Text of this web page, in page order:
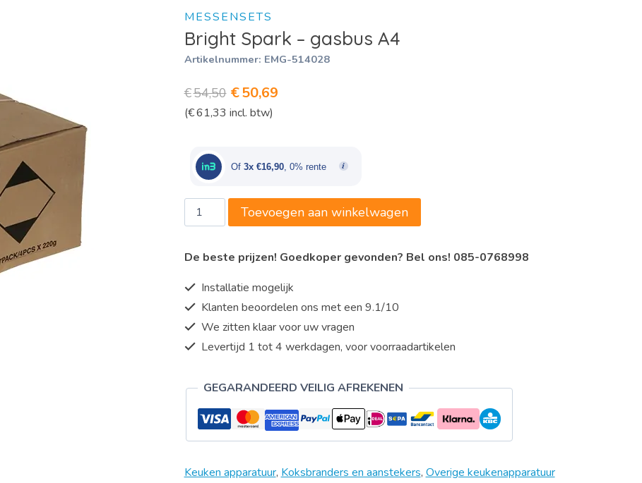
MESSENSETS
Bright Spark – gasbus A4
Artikelnummer: EMG-514028
€54,50 Oorspronkelijke
prijs
€54,50.
€50,69Huidige
€50,69.
(€61,33 incl. btw)
Of 3x €16,90, 0% rente
Bright
Spark
gasbus
aantal
Toevoegen aan winkelwagen
De beste prijzen! Goedkoper gevonden? Bel ons! 085-0768998
Installatie mogelijk
Klanten beoordelen ons met een 9.1/10
We zitten klaar voor uw vragen
Levertijd 1 tot 4 werkdagen, voor voorraadartikelen
GEGARANDEERD VEILIG AFREKENEN
Keuken apparatuur, Koksbranders en aanstekers, Overige keukenapparatuur